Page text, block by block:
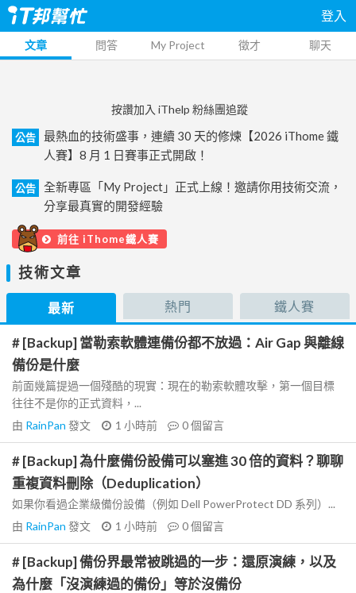
登入
文章 問答 My Project 徵才 聊天
按讚加入 iThelp 粉絲團追蹤
公告
最熱血的技術盛事，連續 30 天的修煉【2026 iThome 鐵
人賽】8 月 1 日賽事正式開啟！
公告
全新專區「My Project」正式上線！邀請你用技術交流，
分享最真實的開發經驗
前往 iThome鐵人賽
技術文章
最新 熱門 鐵人賽
# [Backup] 當勒索軟體連備份都不放過：Air Gap 與離線
備份是什麼
前面幾篇提過一個殘酷的現實：現在的勒索軟體攻擊，第一個目標
往往不是你的正式資料，...
由 RainPan 發文 1 小時前 0個留言
# [Backup] 為什麼備份設備可以塞進 30 倍的資料？聊聊
重複資料刪除（Deduplication）
如果你看過企業級備份設備（例如 Dell PowerProtect DD 系列）...
由 RainPan 發文 1 小時前 0個留言
# [Backup] 備份界最常被跳過的一步：還原演練，以及
為什麼「沒演練過的備份」等於沒備份